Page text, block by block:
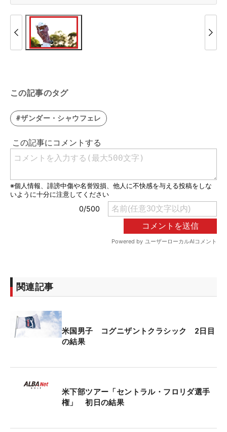
この記事のタグ
#ザンダー・シャウフェレ
関連記事
米国男子 コグニザントクラシック 2日目
の結果
米下部ツアー「セントラル・フロリダ選手
権」 初日の結果